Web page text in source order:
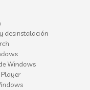
desinstalación
Windows